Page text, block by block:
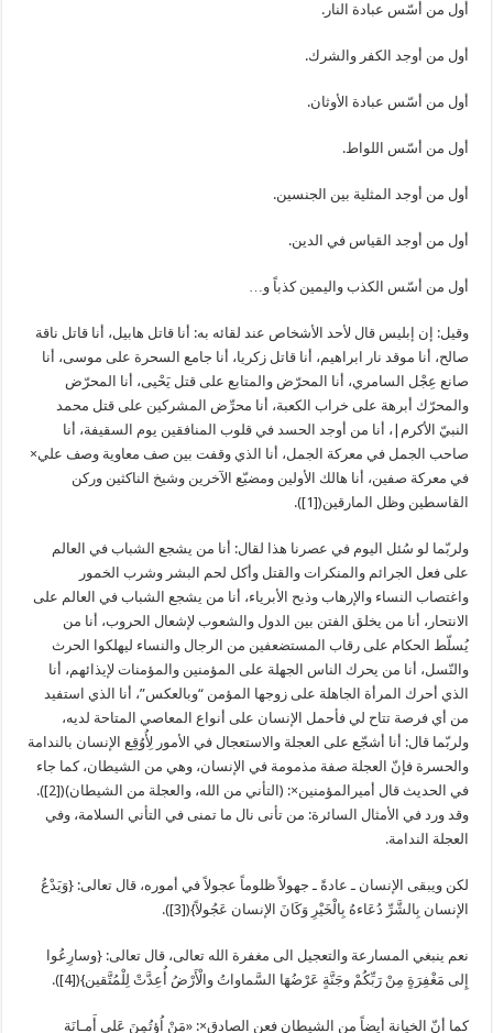
أول من أسّس عبادة النار.
أول من أوجد الكفر والشرك.
أول من أسّس عبادة الأوثان.
أول من أسّس اللواط.
أول من أوجد المثلية بين الجنسين.
أول من أوجد القياس في الدين.
أول من أسّس الكذب واليمين كذباً و…
وقيل: إن إبليس قال لأحد الأشخاص عند لقائه به: أنا قاتل هابيل، أنا قاتل ناقة
صالح، أنا موقد نار ابراهيم، أنا قاتل زكريا، أنا جامع السحرة على موسى، أنا
صانع عِجْل السامري، أنا المحرّض والمتابع على قتل يَحْيى، أنا المحرّض
والمحرّك أبرهة على خراب الكعبة، أنا محرِّض المشركين على قتل محمد
النبيّ الأكرم|، أنا من أوجد الحسد في قلوب المنافقين يوم السقيفة، أنا
صاحب الجمل في معركة الجمل، أنا الذي وقفت بين صف معاوية وصف علي×
في معركة صفين، أنا هالك الأولين ومضيّع الآخرين وشيخ الناكثين وركن
القاسطين وظل المارقين([1]).
ولربّما لو سُئل اليوم في عصرنا هذا لقال: أنا من يشجع الشباب في العالم
على فعل الجرائم والمنكرات والقتل وأكل لحم البشر وشرب الخمور
واغتصاب النساء والإرهاب وذبح الأبرياء، أنا من يشجع الشباب في العالم على
الانتحار، أنا من يخلق الفتن بين الدول والشعوب لإشعال الحروب، أنا من
يُسلّط الحكام على رقاب المستضعفين من الرجال والنساء ليهلكوا الحرث
والنّسل، أنا من يحرك الناس الجهلة على المؤمنين والمؤمنات لإيذائهم، أنا
الذي أحرك المرأة الجاهلة على زوجها المؤمن “وبالعكس”، أنا الذي استفيد
من أي فرصة تتاح لي فأحمل الإنسان علی أنواع المعاصي المتاحة لديه،
ولربّما قال: أنا أشجّع علی العجلة والاستعجال في الأمور لِأُوُقِع الإنسان بالندامة
والحسرة فإنّ العجلة صفة مذمومة في الإنسان، وهي من الشيطان، كما جاء
في الحديث قال أميرالمؤمنين×: (التأني من الله، والعجلة من الشيطان)([2]).
وقد ورد في الأمثال السائرة: من تأنى نال ما تمنى في التأني السلامة، وفي
العجلة الندامة.
لكن ويبقى الإنسان ـ عادةً ـ جهولاً ظلوماً عجولاً في أموره، قال تعالی: {وَيَدْعُ
الإنسان بِالشَّرِّ دُعَاءهُ بِالْخَيْرِ وَكَانَ الإنسان عَجُولاً}([3]).
نعم ينبغي المسارعة والتعجيل الی مغفرة الله تعالی، قال تعالی: {وسارِعُوا
إِلى‏ مَغْفِرَةٍ مِنْ رَبِّكُمْ وجَنَّةٍ عَرْضُهَا السَّماواتُ والْأَرْضُ أُعِدَّتْ لِلْمُتَّقين}([4]).
كما أنّ الخيانة أيضاً من الشيطان فعن الصادق×: «مَنْ اُؤتُمِنَ عَلى أَمـانَة